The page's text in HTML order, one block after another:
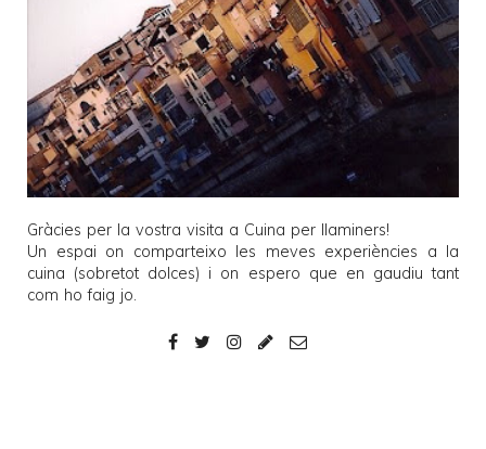
Gràcies per la vostra visita a Cuina per llaminers!
Un espai on comparteixo les meves experiències a la
cuina (sobretot dolces) i on espero que en gaudiu tant
com ho faig jo.